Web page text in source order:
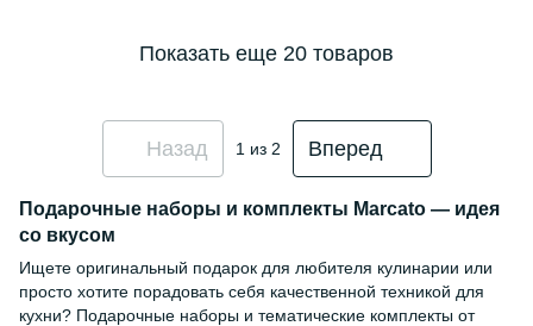
Показать еще 20 товаров
Назад 1 из 2 Вперед
Подарочные наборы и комплекты Marcato — идея
со вкусом
Ищете оригинальный подарок для любителя кулинарии или
просто хотите порадовать себя качественной техникой для
кухни? Подарочные наборы и тематические комплекты от